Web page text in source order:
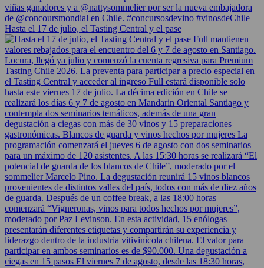
Hasta el 17 de julio, el Tasting Central y el pase